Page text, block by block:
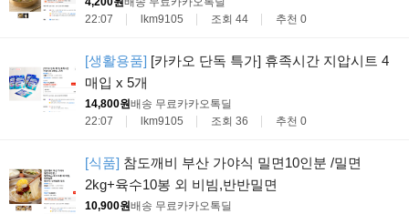
22:07
lkm9105 조회 44 추천 0
[생활용품] [카카오 단독 특가] 휴족시간 지압시트 4
매입 x 5개
14,800원배송 무료카카오톡딜
22:07
lkm9105 조회 36 추천 0
[식품] 참도깨비 부산 가야식 밀면10인분 /밀면
2kg+육수10봉 외 비빔,반반밀면
10,900원배송 무료카카오톡딜